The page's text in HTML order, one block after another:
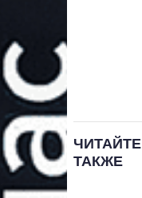
ЧИТАЙТЕ
ТАКЖЕ